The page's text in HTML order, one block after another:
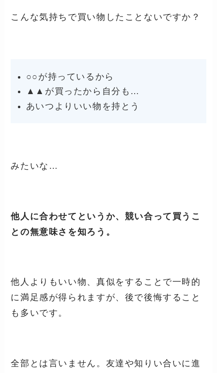
こんな気持ちで買い物したことないですか？
○○が持っているから
▲▲が買ったから自分も…
あいつよりいい物を持とう
みたいな…
他人に合わせてというか、競い合って買うこ
との無意味さを知ろう。
他人よりもいい物、真似をすることで一時的
に満足感が得られますが、後で後悔すること
も多いです。
全部とは言いません。友達や知りい合いに進